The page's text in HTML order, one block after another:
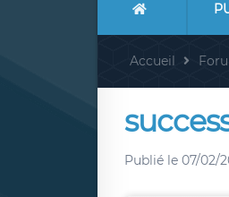
Accueil
Publié le 07/02/